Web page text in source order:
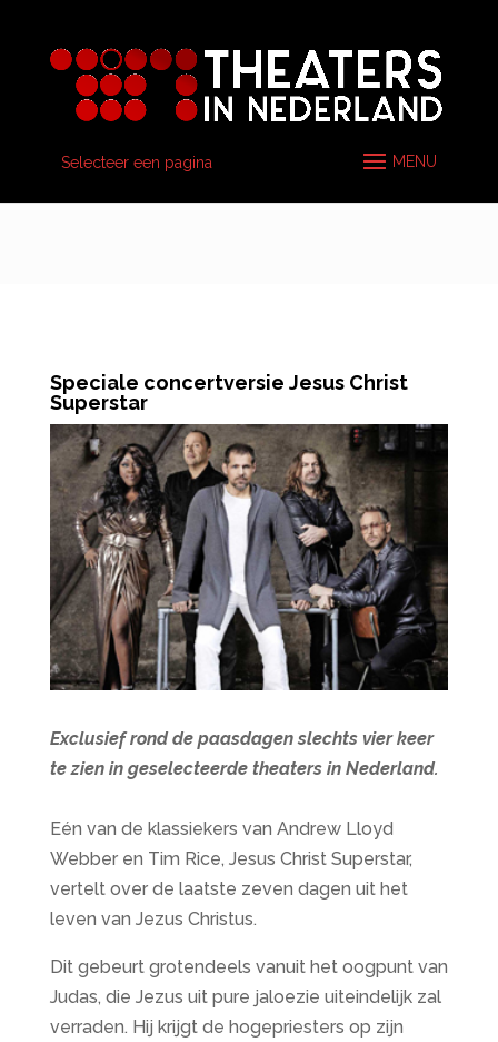
Selecteer een pagina
Speciale concertversie Jesus Christ
Superstar
Exclusief rond de paasdagen slechts vier keer
te zien in geselecteerde theaters in Nederland.
Eén van de klassiekers van Andrew Lloyd
Webber en Tim Rice, Jesus Christ Superstar,
vertelt over de laatste zeven dagen uit het
leven van Jezus Christus.
Dit gebeurt grotendeels vanuit het oogpunt van
Judas, die Jezus uit pure jaloezie uiteindelijk zal
verraden. Hij krijgt de hogepriesters op zijn